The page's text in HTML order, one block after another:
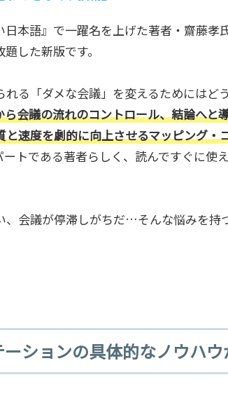
日本語』で一躍名を上げた著者・齋藤孝
した新版です。
れる「ダメな会議」を変えるためにはど
ら会議の流れのコントロール、結論へと
と速度を劇的に向上させるマッピング・
トである著者らしく、読んですぐに使
、会議が停滞しがちだ…そんな悩みを持
ションの具体的なノウハ